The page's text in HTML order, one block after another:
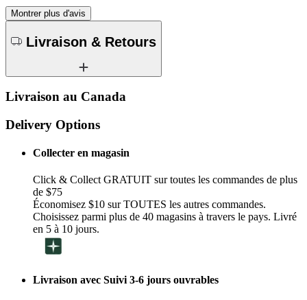
Montrer plus d'avis
Livraison & Retours
Livraison au Canada
Delivery Options
Collecter en magasin
Click & Collect GRATUIT sur toutes les commandes de plus
de $75
Économisez $10 sur TOUTES les autres commandes.
Choisissez parmi plus de 40 magasins à travers le pays. Livré
en 5 à 10 jours.
Livraison avec Suivi 3-6 jours ouvrables